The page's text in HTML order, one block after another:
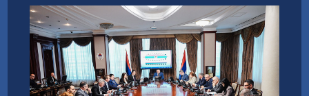
IZ STRANIH MEDIJA
AKTIVNOSTI
SWOT INTERVJU
UČLANI SE
KONTAKT